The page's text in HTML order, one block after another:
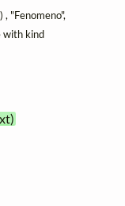
, "Fenomeno",
with kind